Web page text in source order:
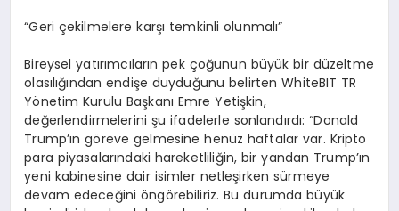
“Geri çekilmelere karşı temkinli olunmalı”
Bireysel yatırımcıların pek çoğunun büyük bir düzeltme
olasılığından endişe duyduğunu belirten WhiteBIT TR
Yönetim Kurulu Başkanı Emre Yetişkin,
değerlendirmelerini şu ifadelerle sonlandırdı: “Donald
Trump’ın göreve gelmesine henüz haftalar var. Kripto
para piyasalarındaki hareketliliğin, bir yandan Trump’ın
yeni kabinesine dair isimler netleşirken sürmeye
devam edeceğini öngörebiliriz. Bu durumda büyük